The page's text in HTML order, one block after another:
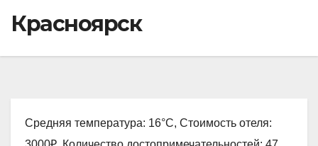
Красноярск
Средняя температура: 16°C, Стоимость отеля: